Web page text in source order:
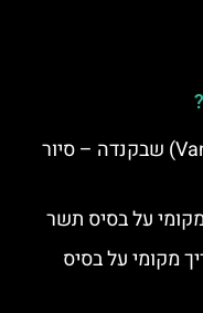
סיורים חינמיים בונקובר (Vancouver) שבקנדה – סיור
על בסיס תשר
מקומי על בסיס